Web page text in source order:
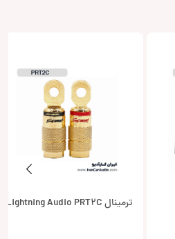
ترمینال Lightning Audio PRT2C